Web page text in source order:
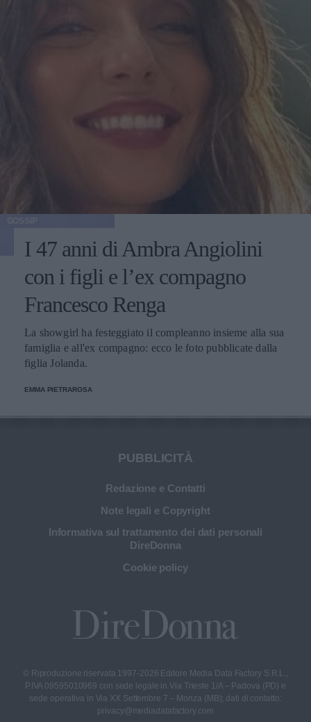
I 47 anni di Ambra Angiolini
con i figli e l’ex compagno
Francesco Renga
La showgirl ha festeggiato il compleanno insieme alla sua
famiglia e all'ex compagno: ecco le foto pubblicate dalla
figlia Jolanda.
EMMA PIETRAROSA
PUBBLICITÀ
Redazione e Contatti
Note legali e Copyright
Informativa sul trattamento dei dati personali
DireDonna
Cookie policy
© Riproduzione riservata 1997-2026 Editore Media Data Factory S.R.L.,
P.IVA 09595010969 con sede legale in Via Trieste 1/A – Padova (PD) e
sede operativa in Via XX Settembre 7 – Monza (MB); dati di contatto:
privacy@mediadatafactory.com